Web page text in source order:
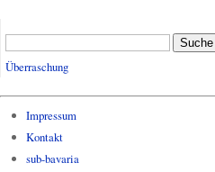
Suche
Überraschung
Impressum
Kontakt
sub-bavaria